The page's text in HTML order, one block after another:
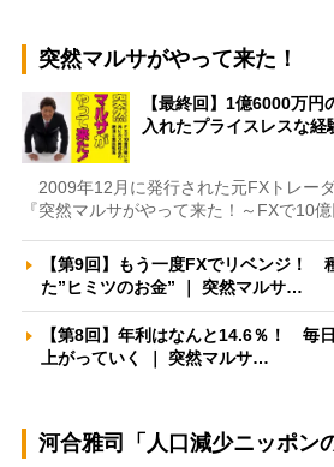
突然マルサがやって来た！
【最終回】1億6000万
入れたプライスレスな
2009年12月に発行された元FXトレー
『突然マルサがやって来た！～FXで10
【第9回】もう一度FXでリベンジ！
た”ヒミツのお金” ｜ 突然マルサ…
【第8回】年利はなんと14.6％！ 毎
上がっていく ｜ 突然マルサ…
河合雅司「人口減少ニッポン